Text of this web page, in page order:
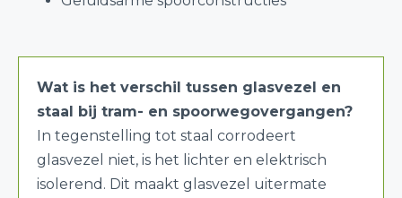
Wat is het verschil tussen glasvezel en
staal bij tram- en spoorwegovergangen?
In tegenstelling tot staal corrodeert
glasvezel niet, is het lichter en elektrisch
isolerend. Dit maakt glasvezel uitermate